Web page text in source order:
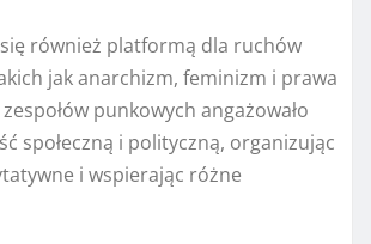
się również platformą dla ruchów
jak anarchizm, feminizm i prawa
zespołów punkowych angażowało
społeczną i polityczną, organizując
i wspierając różne